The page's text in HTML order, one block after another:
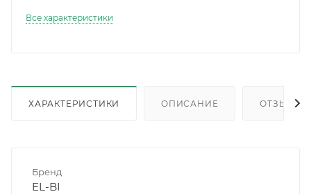
Все характеристики
ХАРАКТЕРИСТИКИ ОПИСАНИЕ ОТЗЫВЫ
Бренд
EL-BI